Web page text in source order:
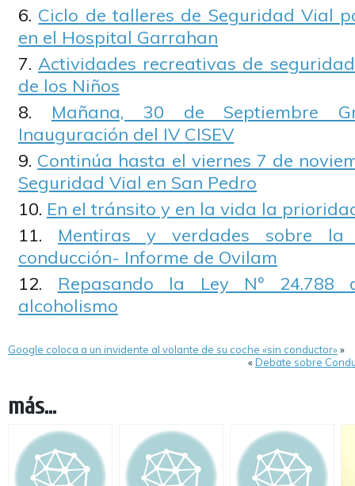
Ciclo de talleres de Seguridad Vial
en el Hospital Garrahan
Actividades recreativas de
de los Niños
Mañana, 30 de Septiembre
Inauguración del IV CISEV
Continúa hasta el viernes 7 de
Seguridad Vial en San Pedro
En el tránsito y en la vida la
Mentiras y verdades sobre
conducción- Informe de Ovilam
Repasando la Ley Nº
alcoholismo
Google coloca a un invidente al volante de su coche «sin conductor»»
«Debate sobre
más...